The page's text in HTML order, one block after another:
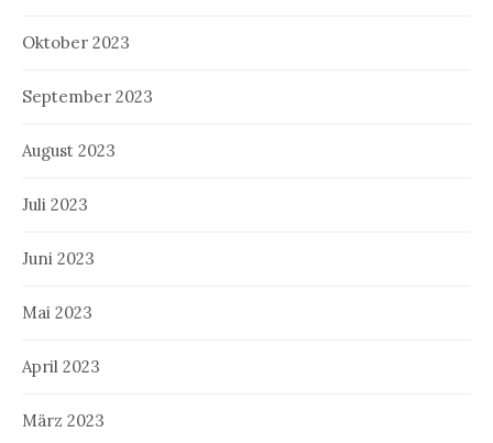
Oktober 2023
September 2023
August 2023
Juli 2023
Juni 2023
Mai 2023
April 2023
März 2023